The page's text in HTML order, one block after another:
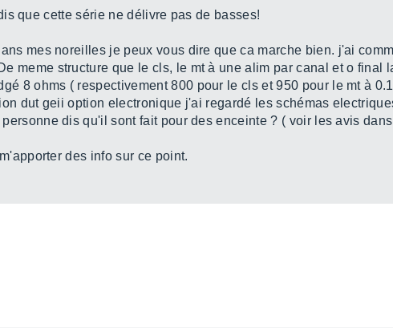
que cette série ne délivre pas de basses!
mes noreilles je peux vous dire que ca marche bien. j'ai
meme structure que le cls, le mt à une alim par canal et o final
8 ohms ( respectivement 800 pour le cls et 950 pour le mt à
dut geii option electronique j'ai regardé les schémas
dis qu'il sont fait pour des enceinte ? ( voir les avis
des info sur ce point.